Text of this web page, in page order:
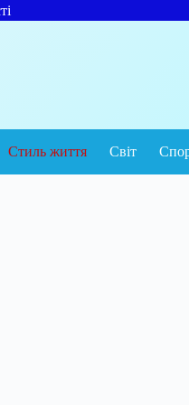
Стиль життя Світ